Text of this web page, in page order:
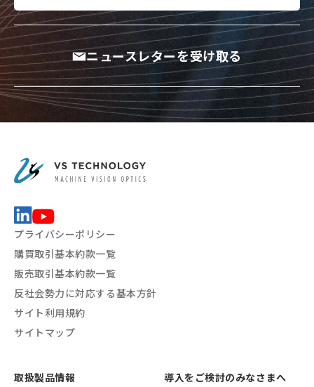
ニュースレターを受け取る
プライバシーポリシー
購買取引基本約款一覧
販売取引基本約款一覧
反社会勢力に対応する基本方針
サイト利用規約
サイトマップ
取扱製品情報 導入をご検討のみなさまへ